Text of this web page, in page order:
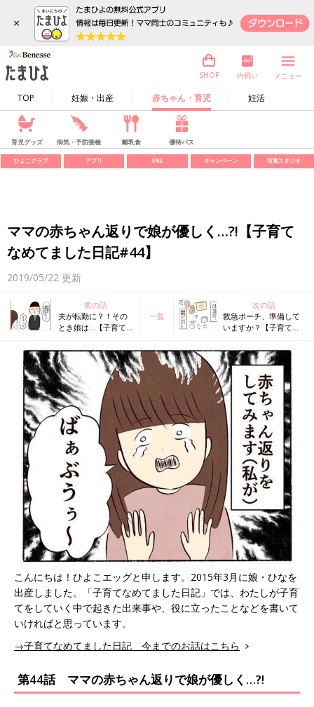
×
TOP 妊娠・出産 赤ちゃん・育児 妊活
SHOP 内祝い メニュー
育児グッズ 病気・予防接種 離乳食 優待パス
ひよこクラブ アプリ SNS キャンペーン 写真スタジオ
ママの赤ちゃん返りで娘が優しく…?!【子育て
なめてました日記#44】
2019/05/22 更新
前の話
夫が転勤に？！その
とき娘は…【子育て
#43】
一覧
次の話
救急ポーチ、準備して
いますか？【子育てな
こんにちは！ひよこエッグと申します。2015年3月に娘・ひなを
出産しました。「子育てなめてました日記」では、わたしが子育
てをしていく中で起きた出来事や、役に立ったことなどを書いて
いければと思っています。
→子育てなめてました日記 今までのお話はこちら
第44話 ママの赤ちゃん返りで娘が優しく…?!